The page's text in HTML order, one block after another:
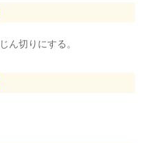
ん切りにする。